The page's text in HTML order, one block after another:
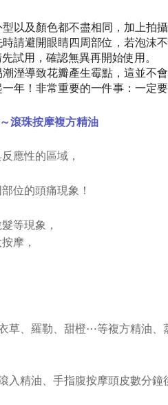
以及顏色都不盡相同，加上拍
請避開眼睛四周部位，若泡沫
試用，確認無異再開始使用。
溼導致花瓣產生霉點，這並不
年！非常重要的一件事：一定
滾珠按摩複方精油
應性的區域，
位的頭痛現象！
等現象，
摩，
草、羅勒、甜橙⋯等複方精油、
精油、手指腹按摩頭皮數分鐘